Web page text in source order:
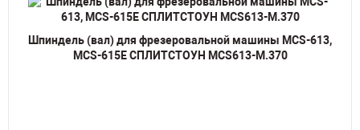
Шпиндель (вал) для фрезеровальной машины MCS-613,
MCS-615E СПЛИТСТОУН MCS613-M.370